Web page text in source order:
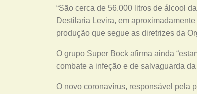
“São cerca de 56.000 litros de álcool
Destilaria Levira, em
produção que segue as diretrizes da
O grupo Super Bock afirma ainda
combate a infeção e de salvaguarda
O novo coronavírus, responsável pela